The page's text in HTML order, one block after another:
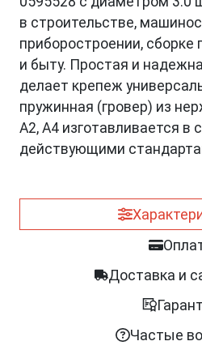
в строительстве,
приборостроении, сборке
и быту. Простая и
делает крепеж
пружинная (гровер) из
A2, A4 изготавливается в
действующими
Доставка и
Частые